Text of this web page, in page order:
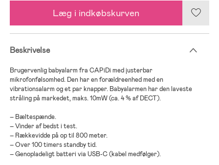
Læg i indkøbskurven
Beskrivelse
Brugervenlig babyalarm fra CAPiDi med justerbar
mikrofonfølsomhed. Den har en forældreenhed med en
vibrationsalarm og et par knapper. Babyalarmen har den laveste
stråling på markedet, maks. 10mW (ca. 4 % af DECT).
– Bæltespænde.
– Vinder af bedst i test.
– Rækkevidde på op til 800 meter.
– Over 100 timers standby tid.
– Genopladeligt batteri via USB-C (kabel medfølger).